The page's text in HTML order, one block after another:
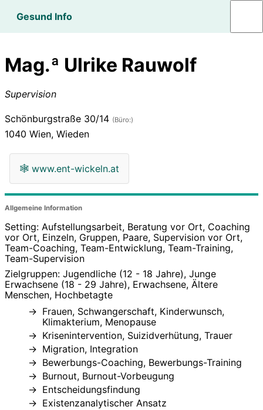
Gesund Info
Mag.ª Ulrike Rauwolf
Supervision
Schönburgstraße 30/14 (Büro:)
1040 Wien, Wieden
🕸 www.ent-wickeln.at
Allgemeine Information
Setting: Aufstellungsarbeit, Beratung vor Ort, Coaching
vor Ort, Einzeln, Gruppen, Paare, Supervision vor Ort,
Team-Coaching, Team-Entwicklung, Team-Training,
Team-Supervision
Zielgruppen: Jugendliche (12 - 18 Jahre), Junge
Erwachsene (18 - 29 Jahre), Erwachsene, Ältere
Menschen, Hochbetagte
Frauen, Schwangerschaft, Kinderwunsch,
Klimakterium, Menopause
Krisenintervention, Suizidverhütung, Trauer
Migration, Integration
Bewerbungs-Coaching, Bewerbungs-Training
Burnout, Burnout-Vorbeugung
Entscheidungsfindung
Existenzanalytischer Ansatz